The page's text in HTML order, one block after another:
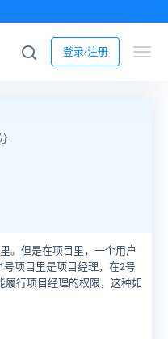
登录/注册
。但是在项目里，一个用户
项目里是项目经理，在2号
行项目经理的权限，这种如